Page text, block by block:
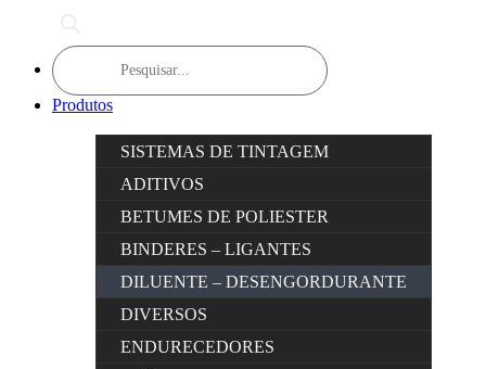
Products
search
Produtos
SISTEMAS DE TINTAGEM
ADITIVOS
BETUMES DE POLIESTER
BINDERES – LIGANTES
DILUENTE – DESENGORDURANTE
DIVERSOS
ENDURECEDORES